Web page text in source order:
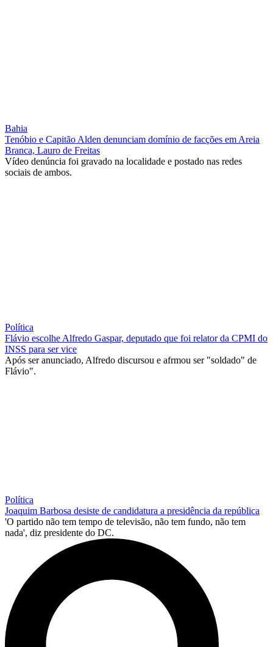
Bahia
Tenóbio e Capitão Alden denunciam domínio de facções em Areia
Branca, Lauro de Freitas
Vídeo denúncia foi gravado na localidade e postado nas redes
sociais de ambos.
Política
Flávio escolhe Alfredo Gaspar, deputado que foi relator da CPMI do
INSS para ser vice
Após ser anunciado, Alfredo discursou e afrmou ser "soldado" de
Flávio".
Política
Joaquim Barbosa desiste de candidatura a presidência da república
'O partido não tem tempo de televisão, não tem fundo, não tem
nada', diz presidente do DC.